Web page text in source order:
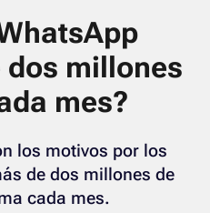
dos millones
mes?
los motivos por los
de dos millones de
cada mes.